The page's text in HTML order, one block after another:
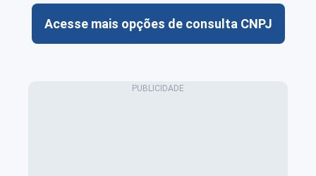
Acesse mais opções de consulta CNPJ